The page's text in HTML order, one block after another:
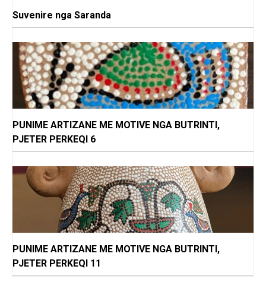
Suvenire nga Saranda
PUNIME ARTIZANE ME MOTIVE NGA BUTRINTI,
PJETER PERKEQI 6
PUNIME ARTIZANE ME MOTIVE NGA BUTRINTI,
PJETER PERKEQI 11